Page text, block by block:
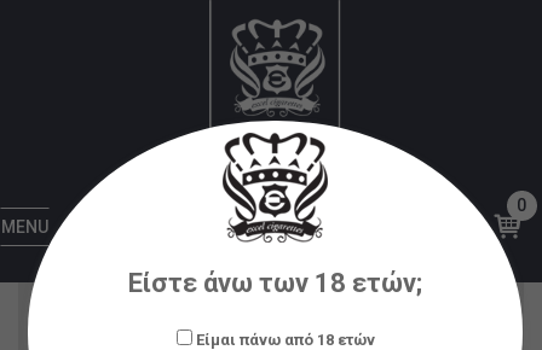
MENU
0
Philotimo
Υγρά αναπλήρωσης (flavorshots)
Philotimo
Κατηγορίες Προϊόντων
Nicotine Pouches & Strips
Είστε άνω των 18 ετών;
Είμαι πάνω από 18 ετών